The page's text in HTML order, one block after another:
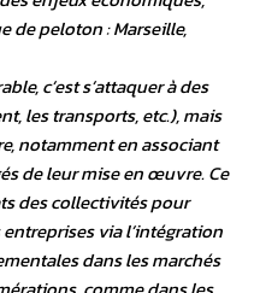
de peloton : Marseille,
c’est s’attaquer à des
les transports, etc.), mais
notamment en associant
de leur mise en œuvre. Ce
des collectivités pour
via l’intégration
dans les marchés